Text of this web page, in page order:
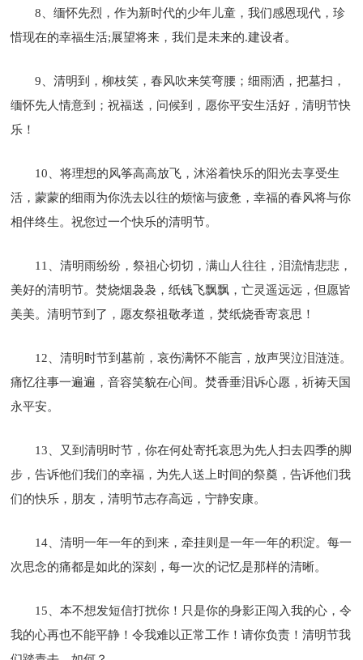
8、缅怀先烈，作为新时代的少年儿童，我们感恩现代，珍
惜现在的幸福生活;展望将来，我们是未来的.建设者。
9、清明到，柳枝笑，春风吹来笑弯腰；细雨洒，把墓扫，
缅怀先人情意到；祝福送，问候到，愿你平安生活好，清明节快
乐！
10、将理想的风筝高高放飞，沐浴着快乐的阳光去享受生
活，蒙蒙的细雨为你洗去以往的烦恼与疲惫，幸福的春风将与你
相伴终生。祝您过一个快乐的清明节。
11、清明雨纷纷，祭祖心切切，满山人往往，泪流情悲悲，
美好的清明节。焚烧烟袅袅，纸钱飞飘飘，亡灵遥远远，但愿皆
美美。清明节到了，愿友祭祖敬孝道，焚纸烧香寄哀思！
12、清明时节到墓前，哀伤满怀不能言，放声哭泣泪涟涟。
痛忆往事一遍遍，音容笑貌在心间。焚香垂泪诉心愿，祈祷天国
永平安。
13、又到清明时节，你在何处寄托哀思为先人扫去四季的脚
步，告诉他们我们的幸福，为先人送上时间的祭奠，告诉他们我
们的快乐，朋友，清明节志存高远，宁静安康。
14、清明一年一年的到来，牵挂则是一年一年的积淀。每一
次思念的痛都是如此的深刻，每一次的记忆是那样的清晰。
15、本不想发短信打扰你！只是你的身影正闯入我的心，令
我的心再也不能平静！令我难以正常工作！请你负责！清明节我